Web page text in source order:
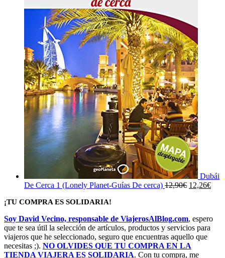
Dubái
De Cerca 1 (Lonely Planet-Guías De cerca) 12,90€ El
12,90€.
12,26€El
¡TU COMPRA ES SOLIDARIA!
Soy David Vecino, responsable de ViajerosAlBlog.com, espero
que te sea útil la selección de artículos, productos y servicios para
viajeros que he seleccionado, seguro que encuentras aquello que
necesitas ;). NO OLVIDES QUE TU COMPRA EN LA
TIENDA VIAJERA ES SOLIDARIA. Con tu compra, me